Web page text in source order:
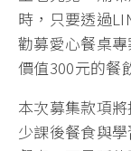
時，只要透過
勸募愛心餐桌
價值300元的餐
本次募集款項
少課後餐食與